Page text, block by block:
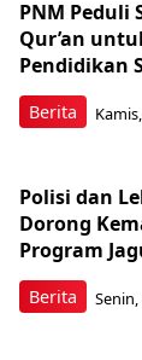
Berita
PNM Peduli
Qur’an
Pendidikan
Berita
Polisi dan
Dorong
Program
Senin,